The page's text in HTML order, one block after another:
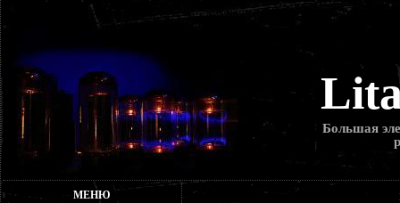
Большая
МЕНЮ